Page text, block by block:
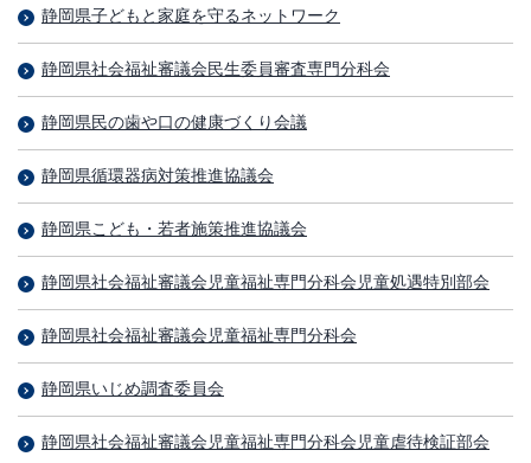
静岡県子どもと家庭を守るネットワーク
静岡県社会福祉審議会民生委員審査専門分科会
静岡県民の歯や口の健康づくり会議
静岡県循環器病対策推進協議会
静岡県こども・若者施策推進協議会
静岡県社会福祉審議会児童福祉専門分科会児童処遇特別部会
静岡県社会福祉審議会児童福祉専門分科会
静岡県いじめ調査委員会
静岡県社会福祉審議会児童福祉専門分科会児童虐待検証部会